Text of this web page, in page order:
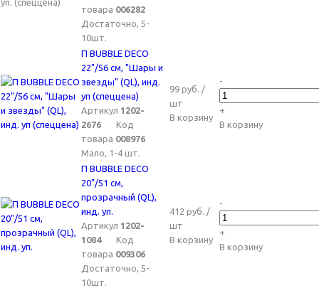
товара 006282
Достаточно, 5-
10шт.
П BUBBLE DECO
22"/56 см, "Шары и
звезды" (QL), инд.
уп (спеццена)
Артикул 1202-
2676 Код
товара 008976
Мало, 1-4 шт.
99 руб. /
шт
В корзину
-
+
В корзину
П BUBBLE DECO
20"/51 см,
прозрачный (QL),
инд. уп.
Артикул 1202-
1084Код
товара 009306
Достаточно, 5-
10шт.
412 руб. /
шт
В корзину
-
+
В корзину